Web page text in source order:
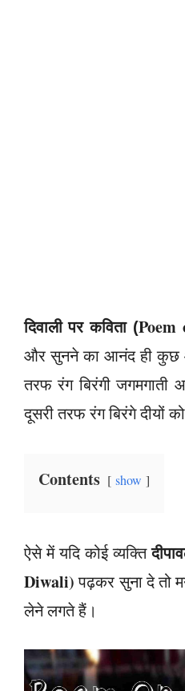
दिवाली पर कविता(
और सुनने का आनंद ही कुछ
तरफ रंग बिरंगी जगमगाती
दूसरी तरफ रंग बिरंगे दीयों
Contents show
ऐसे में यदि कोई व्यक्ति
Diwali)पढ़कर सुना दे तो
लेने लगते हैं।